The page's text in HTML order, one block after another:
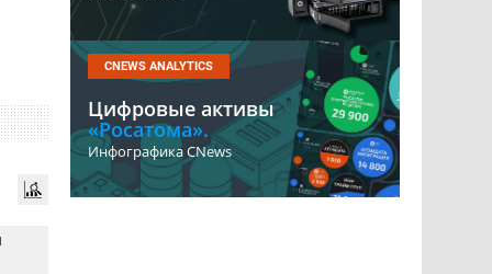
CNEWS ANALYTICS
Цифровые активы
«Росатома».
Инфографика CNews